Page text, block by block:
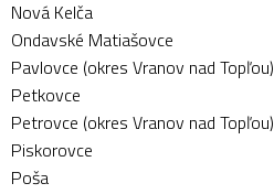
Nová Kelča
Ondavské Matiašovce
Pavlovce (okres Vranov nad Topľou)
Petkovce
Petrovce (okres Vranov nad Topľou)
Piskorovce
Poša